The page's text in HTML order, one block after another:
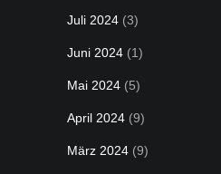
Juli 2024 (3)
Juni 2024 (1)
Mai 2024 (5)
April 2024 (9)
März 2024 (9)